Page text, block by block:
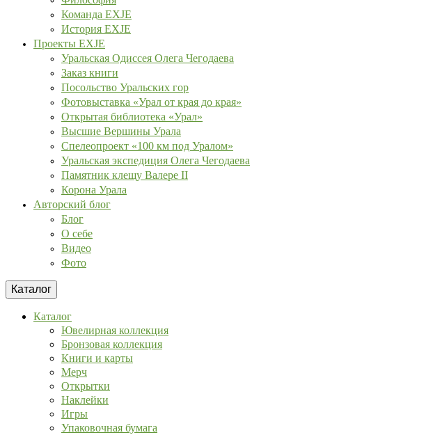
Команда EXJE
История EXJE
Проекты EXJE
Уральская Одиссея Олега Чегодаева
Заказ книги
Посольство Уральских гор
Фотовыставка «Урал от края до края»
Открытая библиотека «Урал»
Высшие Вершины Урала
Спелеопроект «100 км под Уралом»
Уральская экспедиция Олега Чегодаева
Памятник клещу Валере II
Корона Урала
Авторский блог
Блог
О себе
Видео
Фото
Каталог
Каталог
Ювелирная коллекция
Бронзовая коллекция
Книги и карты
Мерч
Открытки
Наклейки
Игры
Упаковочная бумага